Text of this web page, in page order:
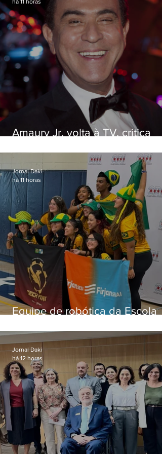
Amaury Jr. volta à TV, critica
viraram colunistas de si
Equipe de robótica da Escola
prêmio internacional nos EUA
Jornal Daki
há 11 horas
Jornal Daki
há 12 horas